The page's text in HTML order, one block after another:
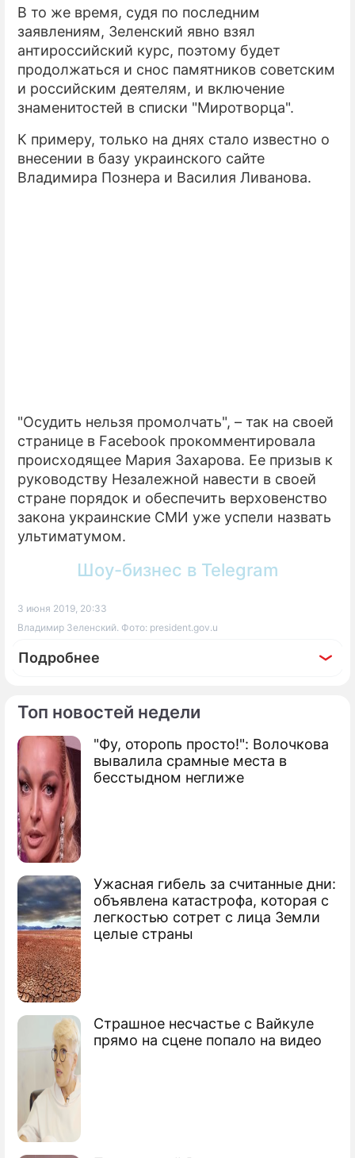
Топ новостей недели
"Фу, оторопь просто!": Волочкова
вывалила срамные места в
бесстыдном неглиже
Ужасная гибель за считанные дни:
объявлена катастрофа, которая с
легкостью сотрет с лица Земли
целые страны
Страшное несчастье с Вайкуле
прямо на сцене попало на видео
В то же время, судя по последним
заявлениям, Зеленский явно взял
антироссийский курс, поэтому будет
продолжаться и снос памятников советским
и российским деятелям, и включение
знаменитостей в списки "Миротворца".
К примеру, только на днях стало известно о
внесении в базу украинского сайте
Владимира Познера и Василия Ливанова.
"Осудить нельзя промолчать", – так на своей
странице в Facebook прокомментировала
происходящее Мария Захарова. Ее призыв к
руководству Незалежной навести в своей
стране порядок и обеспечить верховенство
закона украинские СМИ уже успели назвать
ультиматумом.
Шоу-бизнес в Telegram
3 июня 2019, 20:33
Владимир Зеленский. Фото: president.gov.u
Подробнее
По теме
Продолжение: Идея
"Такое же гнилье": Зеленскому
поставили жесткий ультиматум в
России
Павший Порошенко готовится нанести
Владимир Александрович